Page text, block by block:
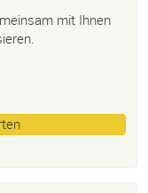
mit Ihnen